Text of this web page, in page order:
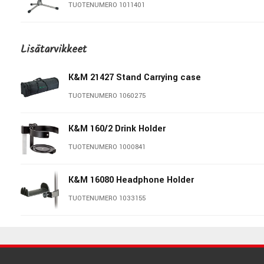
TUOTENUMERO 1011401
Nickel
K&M 260/1B Microphone Stand
Lisätarvikkeet
K&M 21427 Stand Carrying case
TUOTENUMERO 1060275
K&M 160/2 Drink Holder
TUOTENUMERO 1000841
K&M 16080 Headphone Holder
TUOTENUMERO 1033155
TUOTENUMERO 1055827